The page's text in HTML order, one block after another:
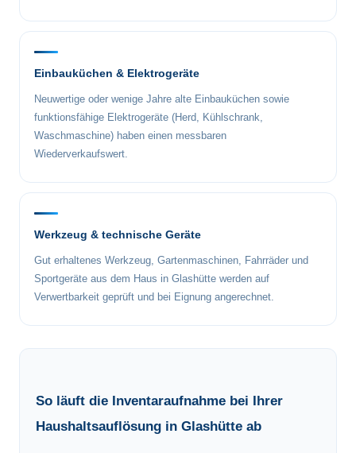
Einbauküchen & Elektrogeräte
Neuwertige oder wenige Jahre alte Einbauküchen sowie
funktionsfähige Elektrogeräte (Herd, Kühlschrank,
Waschmaschine) haben einen messbaren
Wiederverkaufswert.
Werkzeug & technische Geräte
Gut erhaltenes Werkzeug, Gartenmaschinen, Fahrräder und
Sportgeräte aus dem Haus in Glashütte werden auf
Verwertbarkeit geprüft und bei Eignung angerechnet.
So läuft die Inventaraufnahme bei Ihrer
Haushaltsauflösung in Glashütte ab